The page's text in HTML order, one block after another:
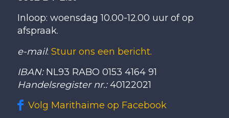
Inloop: woensdag 10.00-12.00 uur of op
afspraak.
e-mail: Stuur ons een bericht.
IBAN: NL93 RABO 0153 4164 91
Handelsregister nr.:40122021
Volg Marithaime op Facebook